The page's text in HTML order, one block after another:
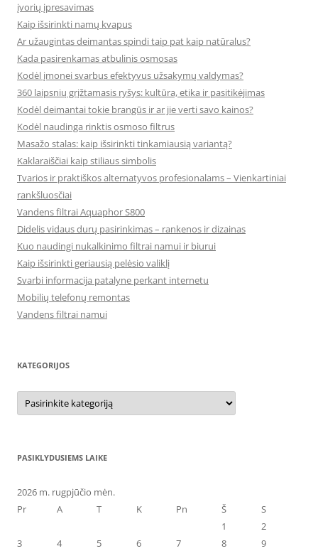
įvorių įpresavimas
Kaip išsirinkti namų kvapus
Ar užaugintas deimantas spindi taip pat kaip natūralus?
Kada pasirenkamas atbulinis osmosas
Kodėl įmonei svarbus efektyvus užsakymų valdymas?
360 laipsnių grįžtamasis ryšys: kultūra, etika ir pasitikėjimas
Kodėl deimantai tokie brangūs ir ar jie verti savo kainos?
Kodėl naudinga rinktis osmoso filtrus
Masažo stalas: kaip išsirinkti tinkamiausią variantą?
Kaklaraiščiai kaip stiliaus simbolis
Tvarios ir praktiškos alternatyvos profesionalams – Vienkartiniai
rankšluosčiai
Vandens filtrai Aquaphor S800
Didelis vidaus durų pasirinkimas – rankenos ir dizainas
Kuo naudingi nukalkinimo filtrai namui ir biurui
Kaip išsirinkti geriausią pelėsio valiklį
Svarbi informacija patalyne perkant internetu
Mobilių telefonų remontas
Vandens filtrai namui
KATEGORIJOS
Kategorijos
PASIKLYDUSIEMS LAIKE
2026 m. rugpjūčio mėn.
Pr
A T K Pn Š
S
1
2
3
4 5 6 7 8
9